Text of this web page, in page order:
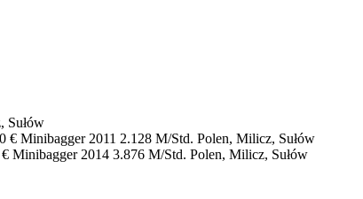
Sułów
€ Minibagger 2011 2.128 M/Std. Polen, Milicz, Sułów
Minibagger 2014 3.876 M/Std. Polen, Milicz, Sułów